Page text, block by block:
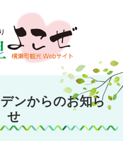
ガーデン
横瀬
ンからのお知ら
せ